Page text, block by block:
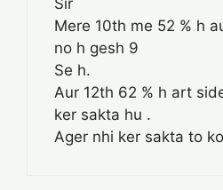
Mere 10th me 52 % h
no h gesh 9
Se h.
Aur 12th 62 % h art
ker sakta hu .
Ager nhi ker sakta to